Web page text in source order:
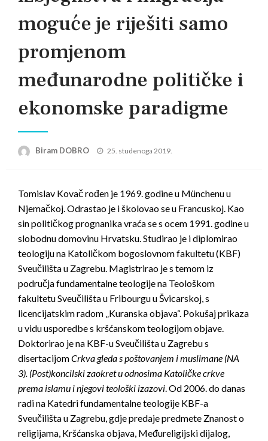
moguće je riješiti samo
promjenom
međunarodne političke i
ekonomske paradigme
Biram DOBRO
Posted
25. studenoga 2019.
Tomislav Kovač rođen je 1969. godine u Münchenu u
Njemačkoj. Odrastao je i školovao se u Francuskoj. Kao
sin političkog prognanika vraća se s ocem 1991. godine u
slobodnu domovinu Hrvatsku. Studirao je i diplomirao
teologiju na Katoličkom bogoslovnom fakultetu (KBF)
Sveučilišta u Zagrebu. Magistrirao je s temom iz
područja fundamentalne teologije na Teološkom
fakultetu Sveučilišta u Fribourgu u Švicarskoj, s
licencijatskim radom „Kuranska objava“. Pokušaj prikaza
u vidu usporedbe s kršćanskom teologijom objave.
Doktorirao je na KBF-u Sveučilišta u Zagrebu s
disertacijomCrkva gleda s poštovanjem i muslimane (NA
3). (Post)koncilski zaokret u odnosima Katoličke crkve
prema islamu i njegovi teološki izazovi . Od 2006. do danas
radi na Katedri fundamentalne teologije KBF-a
Sveučilišta u Zagrebu, gdje predaje predmete Znanost o
religijama, Kršćanska objava, Međureligijski dijalog,